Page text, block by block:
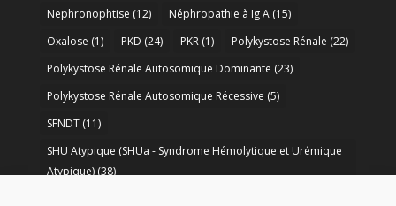
Nephronophtise (12) Néphropathie à Ig A(15)
Oxalose (1) PKD (24) PKR(1) Polykystose Rénale (22)
Polykystose Rénale Autosomique Dominante (23)
Polykystose Rénale Autosomique Récessive (5)
SFNDT(11)
SHU Atypique (SHUa - Syndrome Hémolytique et Urémique
Atypique)(38)